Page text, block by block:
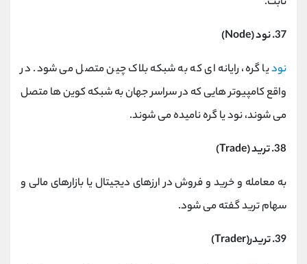
37. نود (Node)
نودیا گره، رایانه ای که به شبکه بلاک چین متصل می شود. در
واقع کامپیوتر هایی که در سراسر جهان به شبکه کوین ها متصل
می شوند، نود یا گره نامیده می شوند.
38. ترید (Trade)
به معامله و خرید و فروش در ارزهای دیجیتال یا بازارهای مالی و
سهام ترید گفته می شود.
39. تریدر(Trader)